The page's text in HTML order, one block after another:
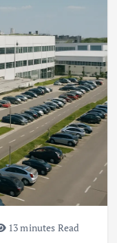
13 minutes Read